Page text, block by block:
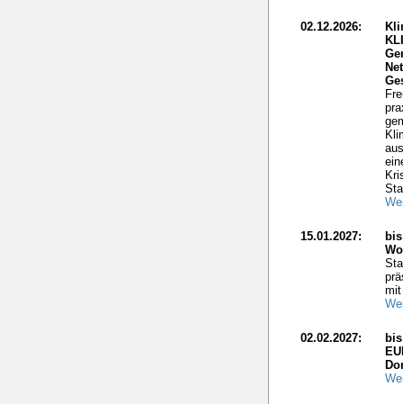
02.12.2026:
15.01.2027:
mit
02.02.2027:
bis